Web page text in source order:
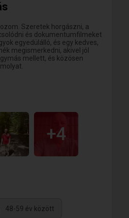
Szeretek horgászni, a
és dokumentumfilmeket
egyedülálló, és egy kedves,
megismerkedni, akivel jól
mellett, és közösen
+4
48-59 év között